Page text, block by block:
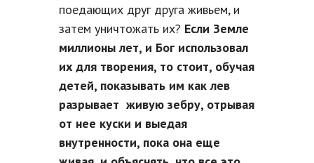
поедающих друг друга живьем, и
затем уничтожать их? Если Земле
миллионы лет, и Бог использовал
их для творения, то стоит, обучая
детей, показывать им как лев
разрывает живую зебру, отрывая
от нее куски и выедая
внутренности, пока она еще